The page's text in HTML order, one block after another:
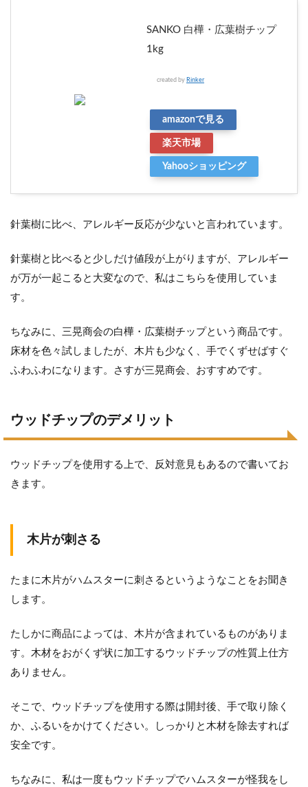
SANKO 白樺・広葉樹チップ
1kg
created by Rinker
amazonで見る
楽天市場
Yahooショッピング
針葉樹に比べ、アレルギー反応が少ないと言われています。
針葉樹と比べると少しだけ値段が上がりますが、アレルギー
が万が一起こると大変なので、私はこちらを使用していま
す。
ちなみに、三晃商会の白樺・広葉樹チップという商品です。
床材を色々試しましたが、木片も少なく、手でくずせばすぐ
ふわふわになります。さすが三晃商会、おすすめです。
ウッドチップのデメリット
ウッドチップを使用する上で、反対意見もあるので書いてお
きます。
木片が刺さる
たまに木片がハムスターに刺さるというようなことをお聞き
します。
たしかに商品によっては、木片が含まれているものがありま
す。木材をおがくず状に加工するウッドチップの性質上仕方
ありません。
そこで、ウッドチップを使用する際は開封後、手で取り除く
か、ふるいをかけてください。しっかりと木材を除去すれば
安全です。
ちなみに、私は一度もウッドチップでハムスターが怪我をし